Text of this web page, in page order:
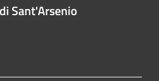
Sant'Arsenio